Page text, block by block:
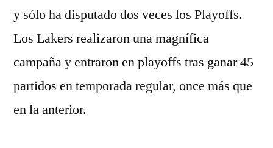
y sólo ha disputado dos veces los Playoffs.
Los Lakers realizaron una magnífica
campaña y entraron en playoffs tras ganar 45
partidos en temporada regular, once más que
en la anterior.